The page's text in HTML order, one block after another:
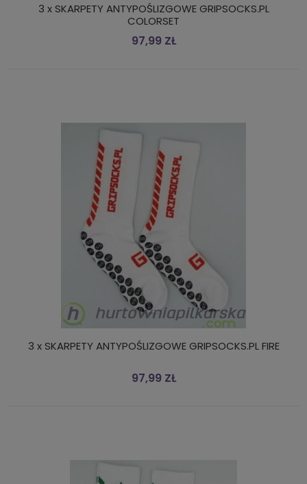
3 x SKARPETY ANTYPOŚLIZGOWE GRIPSOCKS.PL
COLORSET
97,99 ZŁ
3 x SKARPETY ANTYPOŚLIZGOWE GRIPSOCKS.PL FIRE
97,99 ZŁ